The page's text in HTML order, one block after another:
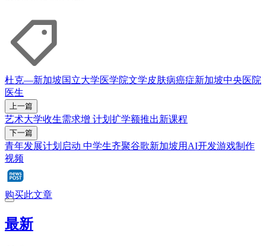
杜克—新加坡国立大学医学院文学皮肤病癌症新加坡中央医院
医生
上一篇
艺术大学收生需求增 计划扩学额推出新课程
下一篇
青年发展计划启动 中学生齐聚谷歌新加坡用AI开发游戏制作
视频
购买此文章
最新